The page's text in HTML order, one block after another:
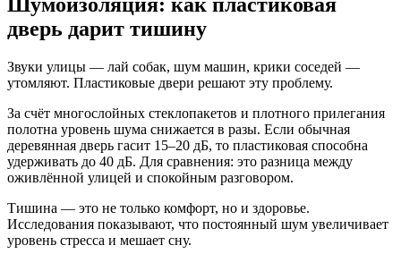
дверь дарит тишину
Звуки улицы — лай собак, шум машин, крики соседей —
утомляют. Пластиковые двери решают эту проблему.
За счёт многослойных стеклопакетов и плотного прилегания
полотна уровень шума снижается в разы. Если обычная
деревянная дверь гасит 15–20 дБ, то пластиковая способна
удерживать до 40 дБ. Для сравнения: это разница между
оживлённой улицей и спокойным разговором.
Тишина — это не только комфорт, но и здоровье.
Исследования показывают, что постоянный шум увеличивает
уровень стресса и мешает сну.